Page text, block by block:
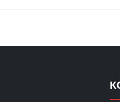
3, Provides excellent physical